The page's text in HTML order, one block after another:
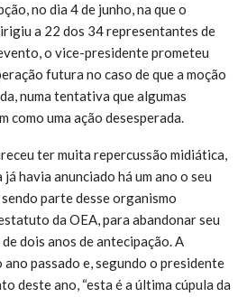
no dia 4 de junho, na que o
a 22 dos 34 representantes de
o vice-presidente prometeu
futura no caso de que a moção
numa tentativa que algumas
como uma ação desesperada.
ter muita repercussão midiática,
já havia anunciado há um ano o seu
parte desse organismo
da OEA, para abandonar seu
dois anos de antecipação. A
passado e, segundo o presidente
deste ano, “esta é a última cúpula da